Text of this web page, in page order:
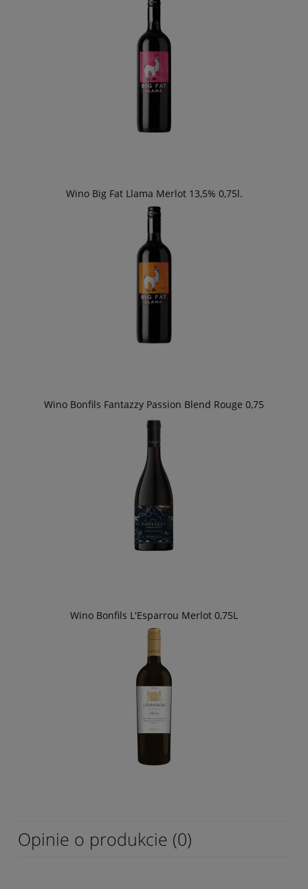
Wino Big Fat Llama Merlot 13,5% 0,75l.
Wino Bonfils Fantazzy Passion Blend Rouge 0,75
Wino Bonfils L'Esparrou Merlot 0,75L
Opinie o produkcie (0)